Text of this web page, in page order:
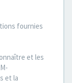
fournies
et les
et la